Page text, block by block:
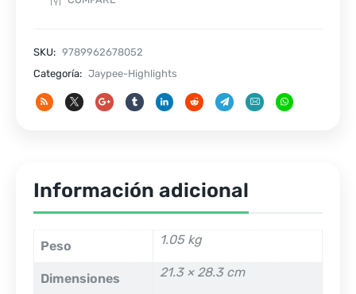
SKU: 9789962678052
Categoría: Jaypee-Highlights
Información adicional
Peso 1.05 kg
Dimensiones 21.3 × 28.3 cm